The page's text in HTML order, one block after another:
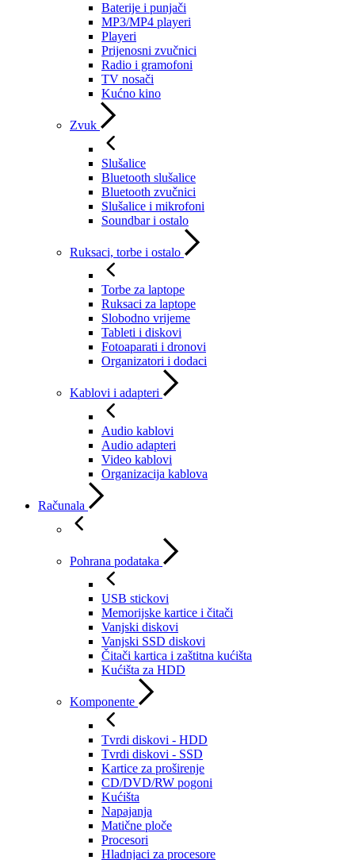
Baterije i punjači
MP3/MP4 playeri
Playeri
Prijenosni zvučnici
Radio i gramofoni
TV nosači
Kućno kino
Zvuk
Slušalice
Bluetooth slušalice
Bluetooth zvučnici
Slušalice i mikrofoni
Soundbar i ostalo
Ruksaci, torbe i ostalo
Torbe za laptope
Ruksaci za laptope
Slobodno vrijeme
Tableti i diskovi
Fotoaparati i dronovi
Organizatori i dodaci
Kablovi i adapteri
Audio kablovi
Audio adapteri
Video kablovi
Organizacija kablova
Računala
Pohrana podataka
USB stickovi
Memorijske kartice i čitači
Vanjski diskovi
Vanjski SSD diskovi
Čitači kartica i zaštitna kućišta
Kućišta za HDD
Komponente
Tvrdi diskovi - HDD
Tvrdi diskovi - SSD
Kartice za proširenje
CD/DVD/RW pogoni
Kućišta
Napajanja
Matične ploče
Procesori
Hladnjaci za procesore